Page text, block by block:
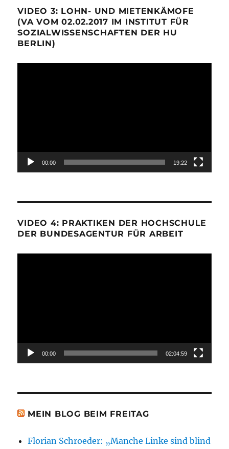
VIDEO 3: LOHN- UND MIETENKÄMOFE
(VA VOM 02.02.2017 IM INSTITUT FÜR
SOZIALWISSENSCHAFTEN DER HU
BERLIN)
00:00 19:22
VIDEO 4: PRAKTIKEN DER HOCHSCHULE
DER BUNDESAGENTUR FÜR ARBEIT
00:00 02:04:59
MEIN BLOG BEIM FREITAG
Florian Schroeder: „Manche Linke sind blind